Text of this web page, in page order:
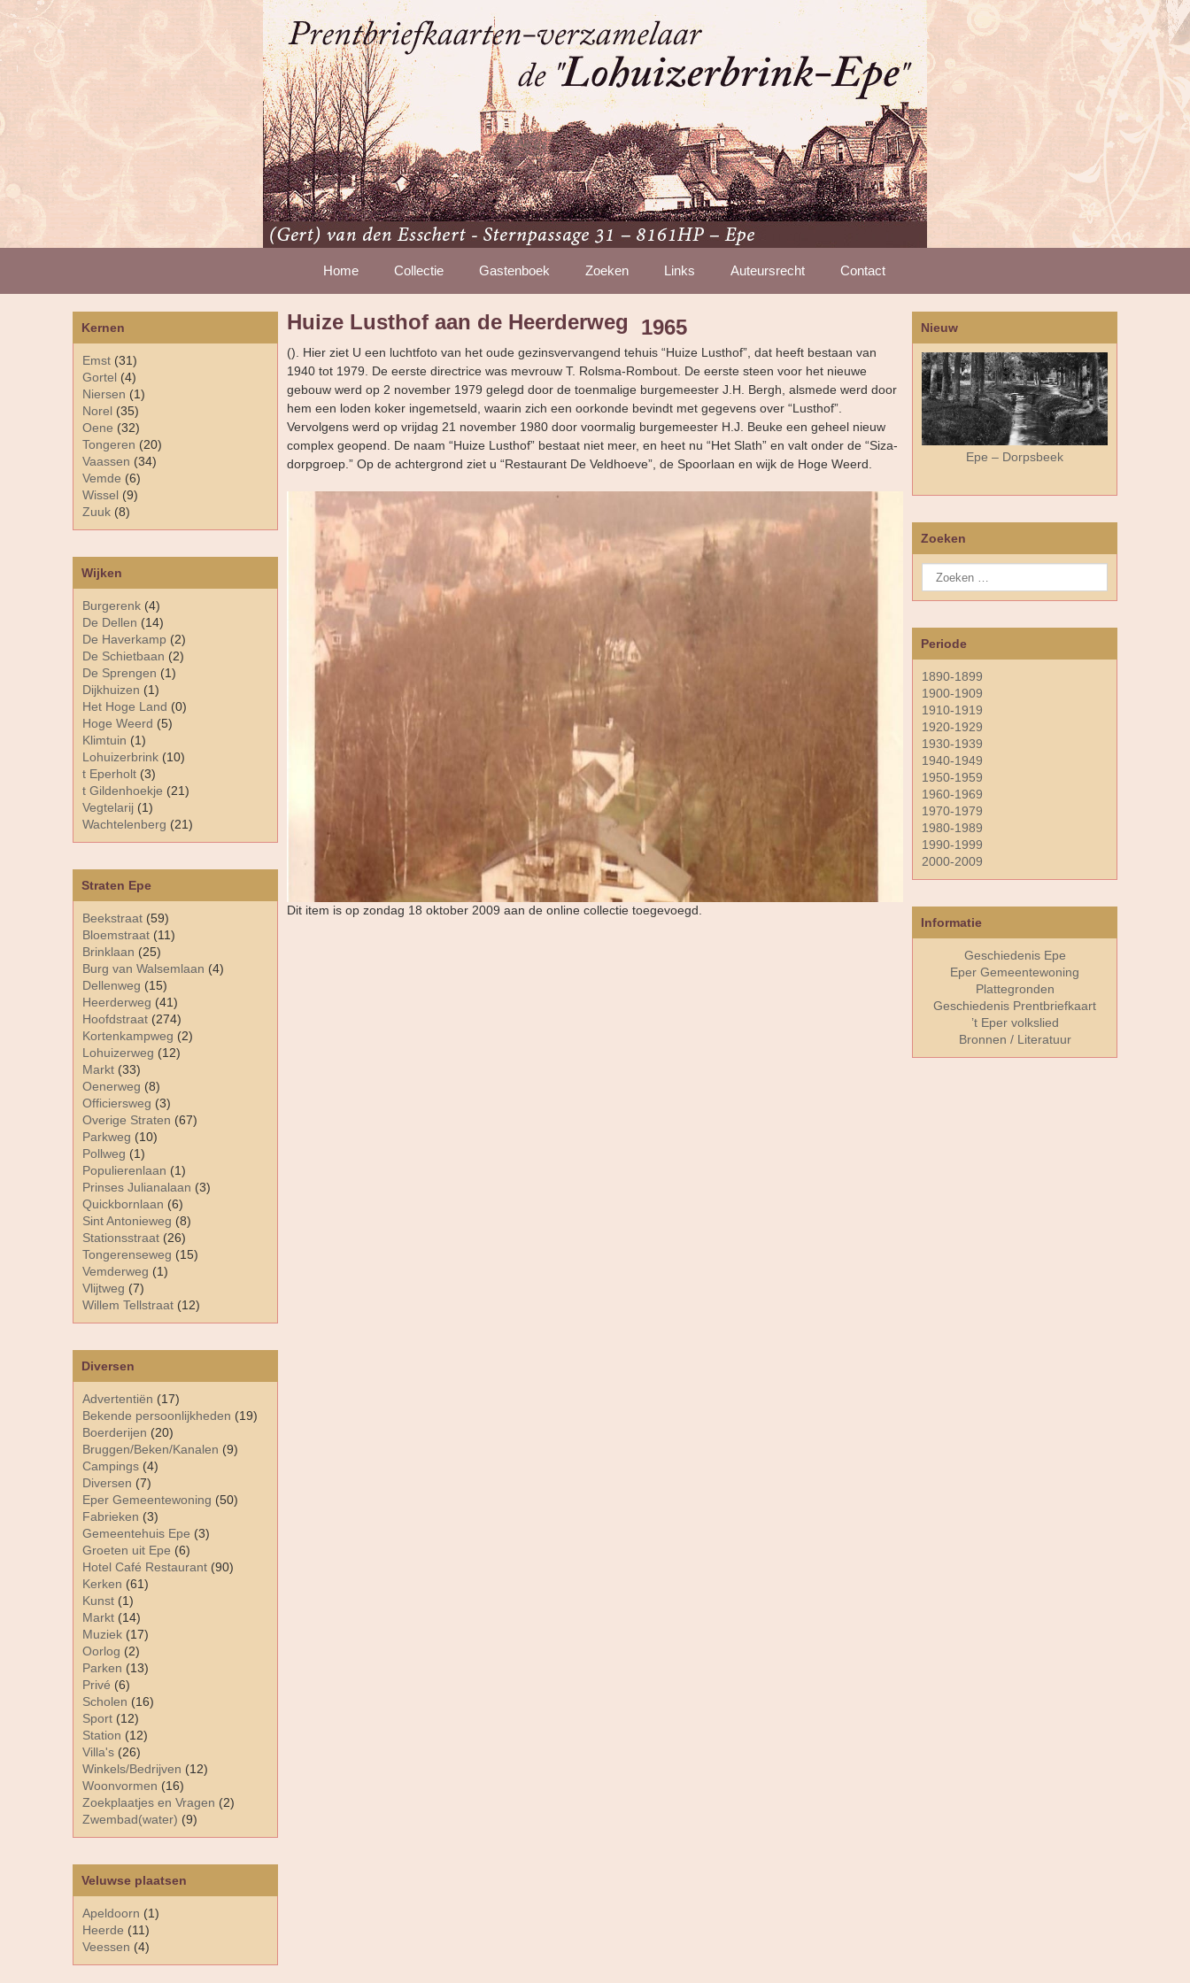
Home Collectie Gastenboek Zoeken Links Auteursrecht Contact
Diversen
Advertentiën (17)
Bekende persoonlijkheden (19)
Boerderijen (20)
Bruggen/Beken/Kanalen (9)
Campings (4)
Diversen (7)
Eper Gemeentewoning (50)
Fabrieken (3)
Gemeentehuis Epe (3)
Groeten uit Epe (6)
Hotel Café Restaurant (90)
Kerken (61)
Kunst (1)
Markt (14)
Muziek (17)
Oorlog (2)
Parken (13)
Privé (6)
Scholen (16)
Sport (12)
Station (12)
Villa's (26)
Winkels/Bedrijven (12)
Woonvormen (16)
Zoekplaatjes en Vragen (2)
Zwembad(water) (9)
Kernen
Emst (31)
Gortel (4)
Niersen (1)
Norel (35)
Oene (32)
Tongeren (20)
Vaassen (34)
Vemde (6)
Wissel (9)
Zuuk (8)
Straten Epe
Beekstraat (59)
Bloemstraat (11)
Brinklaan (25)
Burg van Walsemlaan (4)
Dellenweg (15)
Heerderweg (41)
Hoofdstraat (274)
Kortenkampweg (2)
Lohuizerweg (12)
Markt (33)
Oenerweg (8)
Officiersweg (3)
Overige Straten (67)
Parkweg (10)
Pollweg (1)
Populierenlaan (1)
Prinses Julianalaan (3)
Quickbornlaan (6)
Sint Antonieweg (8)
Stationsstraat (26)
Tongerenseweg (15)
Vemderweg (1)
Vlijtweg (7)
Willem Tellstraat (12)
Veluwse plaatsen
Apeldoorn (1)
Heerde (11)
Veessen (4)
Wijken
Burgerenk (4)
De Dellen (14)
De Haverkamp (2)
De Schietbaan (2)
De Sprengen (1)
Dijkhuizen (1)
Het Hoge Land (0)
Hoge Weerd (5)
Klimtuin (1)
Lohuizerbrink (10)
t Eperholt (3)
t Gildenhoekje (21)
Vegtelarij (1)
Wachtelenberg (21)
Huize Lusthof aan de Heerderweg 1965
(). Hier ziet U een luchtfoto van het oude gezinsvervangend tehuis “Huize Lusthof”, dat heeft bestaan van
1940 tot 1979. De eerste directrice was mevrouw T. Rolsma-Rombout. De eerste steen voor het nieuwe
gebouw werd op 2 november 1979 gelegd door de toenmalige burgemeester J.H. Bergh, alsmede werd door
hem een loden koker ingemetseld, waarin zich een oorkonde bevindt met gegevens over “Lusthof”.
Vervolgens werd op vrijdag 21 november 1980 door voormalig burgemeester H.J. Beuke een geheel nieuw
complex geopend. De naam “Huize Lusthof” bestaat niet meer, en heet nu “Het Slath” en valt onder de “Siza-
dorpgroep.” Op de achtergrond ziet u “Restaurant De Veldhoeve”, de Spoorlaan en wijk de Hoge Weerd.
Dit item is op zondag 18 oktober 2009 aan de online collectie toegevoegd.
Nieuw
Epe – Dorpsbeek
Zoeken
Periode
1890-1899
1900-1909
1910-1919
1920-1929
1930-1939
1940-1949
1950-1959
1960-1969
1970-1979
1980-1989
1990-1999
2000-2009
Informatie
Geschiedenis Epe
Eper Gemeentewoning
Plattegronden
Geschiedenis Prentbriefkaart
’t Eper volkslied
Bronnen / Literatuur